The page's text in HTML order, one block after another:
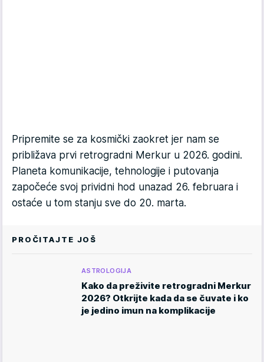
Pripremite se za kosmički zaokret jer nam se
približava prvi retrogradni Merkur u 2026. godini.
Planeta komunikacije, tehnologije i putovanja
započeće svoj prividni hod unazad 26. februara i
ostaće u tom stanju sve do 20. marta.
PROČITAJTE JOŠ
ASTROLOGIJA
Kako da preživite retrogradni Merkur
2026? Otkrijte kada da se čuvate i ko
je jedino imun na komplikacije